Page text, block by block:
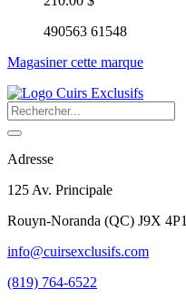
490563 61548
Magasiner cette marque
Adresse
125 Av. Principale
Rouyn-Noranda (QC) J9X 4P1
info@cuirsexclusifs.com
(819) 764-6522